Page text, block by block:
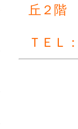
丘２階
ＴＥＬ